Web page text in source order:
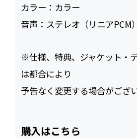
カラー： カラー
音声： ステレオ（リニアPCM）
※仕様、特典、ジャケット・
は都合により
予告なく変更する場合がござい
購入はこちら